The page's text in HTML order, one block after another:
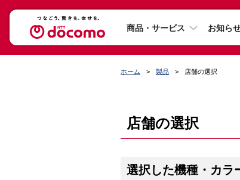
商品・サービス お知ら
ホーム 製品 店舗の選択
店舗の選択
選択した機種・カラ